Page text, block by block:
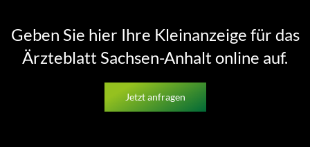
Geben Sie hier Ihre Kleinanzeige für das
Ärzteblatt Sachsen-Anhalt online auf.
Jetzt anfragen